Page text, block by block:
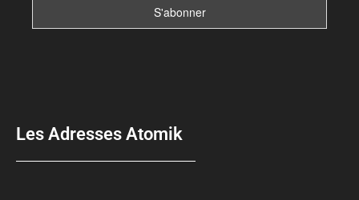
Les Adresses Atomik